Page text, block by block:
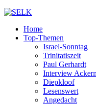
Home
Top-Themen
Israel-Sonntag
Trinitatiszeit
Paul Gerhardt
Interview
Diepkloof
Lesenswert
Angedacht